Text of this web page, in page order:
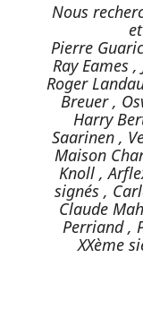
Nous
Pierre
Ray Eames
Roger
Breuer ,
Harry
Saarinen ,
Maison
Knoll ,
signés ,
Claude
Perriand ,
XXème